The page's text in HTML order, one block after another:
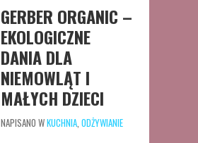
GERBER ORGANIC –
EKOLOGICZNE
DANIA DLA
NIEMOWLĄT I
MAŁYCH DZIECI
NAPISANO WKUCHNIA ODŻYWIANIE